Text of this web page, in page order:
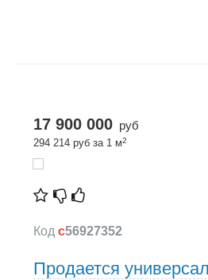
17 900 000 руб
294 214 руб за 1 м2
Код c56927352
Продается